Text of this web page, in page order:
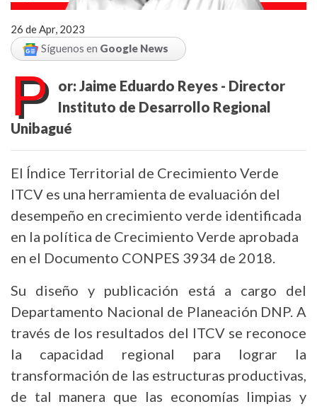
26 de Apr, 2023
Síguenos en Google News
P
or: Jaime Eduardo Reyes - Director
Instituto de Desarrollo Regional
Unibagué
El Índice Territorial de Crecimiento Verde
ITCV es una herramienta de evaluación del
desempeño en crecimiento verde identificada
en la política de Crecimiento Verde aprobada
en el Documento CONPES 3934 de 2018.
Su diseño y publicación está a cargo del
Departamento Nacional de Planeación DNP. A
través de los resultados del ITCV se reconoce
la capacidad regional para lograr la
transformación de las estructuras productivas,
de tal manera que las economías limpias y